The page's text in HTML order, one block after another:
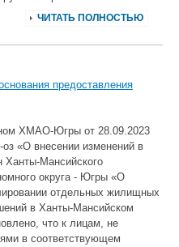
ЧИТАТЬ ПОЛНОСТЬЮ
предоставления
ХМАО-Югры от 28.09.2023
«О внесении изменений в
Ханты-Мансийского
округа - Югры «О
отдельных жилищных
в Ханты-Мансийском
что к лицам, не
в соответствующем